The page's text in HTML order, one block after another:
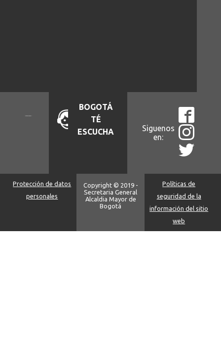
BOGOTÁ
TÉ
ESCUCHA
Siguenos
en:
Protección de datos
personales
Copyright © 2019 -
Secretaria General
Alcaldia Mayor de
Bogotá
Políticas de
seguridad de la
información del sitio
web